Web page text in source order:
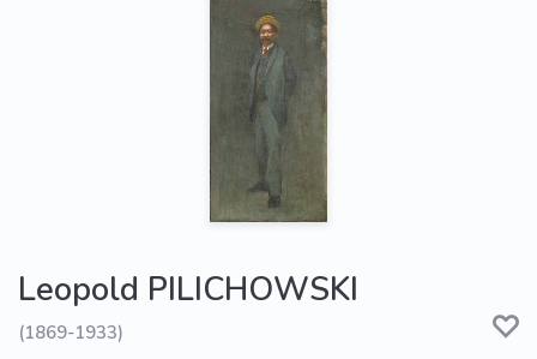
Leopold PILICHOWSKI
(1869-1933)